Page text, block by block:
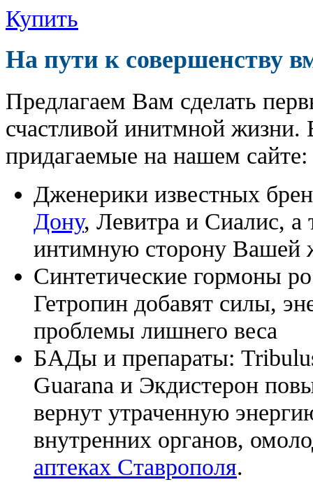
Купить
На пути к совершенству
Предлагаем Вам сделать
счастливой инитмной жизни.
придагаемые на нашем сайте:
Дженерики известных
Дону, Левитра и Сиалис, а
интимную сторону Вашей
Синтетические гормоны
Гетропин добавят силы,
проблемы лишнего веса
БАДы и препараты:
Guarana и Экдистерон
вернут утраченную
внутренних органов,
аптеках Ставрополя.